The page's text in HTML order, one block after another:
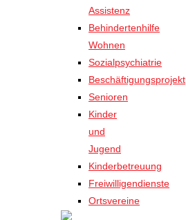
Assistenz
Behindertenhilfe
Wohnen
Sozialpsychiatrie
Beschäftigungsprojekt
Senioren
Kinder
und
Jugend
Kinderbetreuung
Freiwilligendienste
Ortsvereine